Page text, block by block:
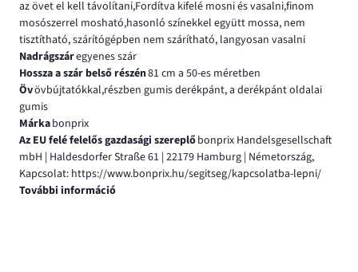
az övet el kell távolítani,Fordítva kifelé mosni és vasalni,finom
mosószerrel mosható,hasonló színekkel együtt mossa, nem
tisztítható, szárítógépben nem szárítható, langyosan vasalni
Nadrágszáregyenes szár
Hossza a szár belső részén81 cm a 50-es méretben
Övövbújtatókkal,részben gumis derékpánt, a derékpánt oldalai
gumis
Márkabonprix
Az EU felé felelős gazdasági szereplőbonprix Handelsgesellschaft
mbH | Haldesdorfer Straße 61 | 22179 Hamburg | Németország,
Kapcsolat: https://www.bonprix.hu/segitseg/kapcsolatba-lepni/
További információ